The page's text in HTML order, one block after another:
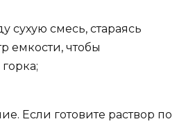
сухую смесь, стараясь
емкости, чтобы
Если готовите раствор по